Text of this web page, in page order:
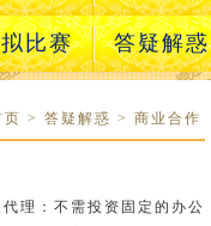
比赛 答疑解惑
页 > 答疑解惑 > 商业合作
理：不需投资固定的办公